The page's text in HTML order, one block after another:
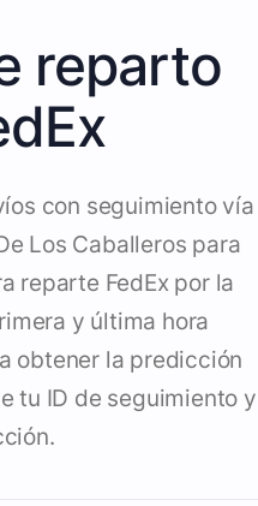
reparto
con seguimiento vía
Los Caballeros para
reparte FedEx por la
y última hora
obtener la predicción
tu ID de seguimiento y